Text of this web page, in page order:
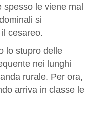
spesso le viene mal
si
cesareo.
lo stupro delle
nei lunghi
rurale. Per ora,
arriva in classe le